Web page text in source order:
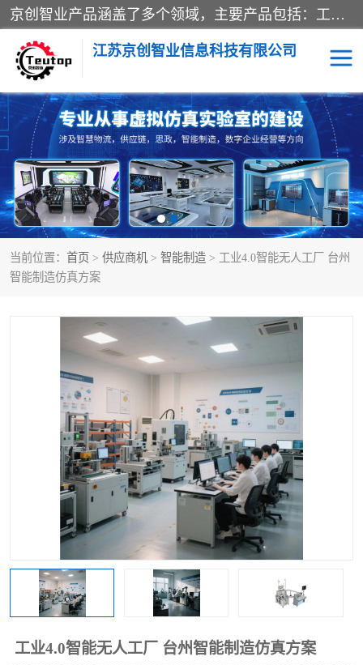
京创智业产品涵盖了多个领域，主要产品包括：工业4.0生产线解决方案，智慧物流综合实训室，教学设备与实验室建设，虚拟仿真实验室等。公司将秉持“创新、执着、诚信、共赢”的理念，以“将服务当作使命”为核心价值观，致力于为客户创造价值，与客户、合作伙伴和员工共同成长。
江苏京创智业信息科技有限公司
当前位置： 首页 > 供应商机 > 智能制造 > 工业4.0智能无人工厂 台州
智能制造仿真方案
工业4.0智能无人工厂 台州智能制造仿真方案
VR物流实训 低碳供应链
生产系统仿真 冷链物流
供应链管理 思政
智慧零售实训 智能制造
物流数字孪生 数字企业经营
工业工程实训室